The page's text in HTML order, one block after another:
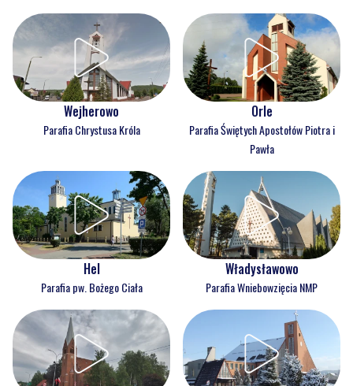
Wejherowo
Parafia Chrystusa Króla
Orle
Parafia Świętych Apostołów Piotra i
Pawła
Hel
Parafia pw. Bożego Ciała
Władysławowo
Parafia Wniebowzięcia NMP